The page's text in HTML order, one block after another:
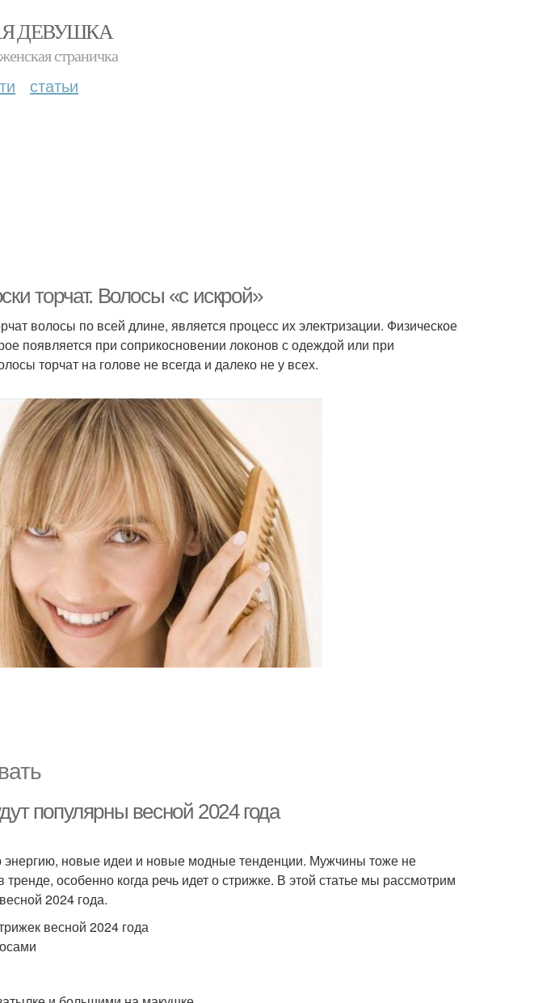
ДЕВУШКА
страничка
статьи
торчат. Волосы «с искрой»
волосы по всей длине, является процесс их электризации. Физическое
появляется при соприкосновении локонов с одеждой или при
торчат на голове не всегда и далеко не у всех.
популярны весной 2024 года
энергию, новые идеи и новые модные тенденции. Мужчины тоже не
тренде, особенно когда речь идет о стрижке. В этой статье мы рассмотрим
2024 года.
весной 2024 года